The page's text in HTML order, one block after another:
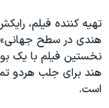
تهیه کننده فیلم،
هندی در سطح جهانی»
نخستین فیلم با یک
هند برای جلب هردو
است.